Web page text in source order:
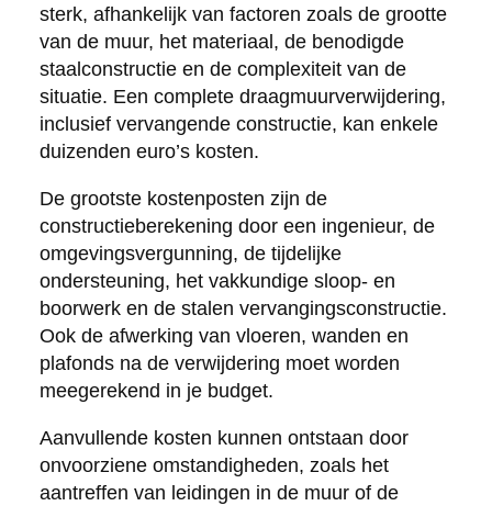
sterk, afhankelijk van factoren zoals de grootte
van de muur, het materiaal, de benodigde
staalconstructie en de complexiteit van de
situatie. Een complete draagmuurverwijdering,
inclusief vervangende constructie, kan enkele
duizenden euro’s kosten.
De grootste kostenposten zijn de
constructieberekening door een ingenieur, de
omgevingsvergunning, de tijdelijke
ondersteuning, het vakkundige sloop- en
boorwerk en de stalen vervangingsconstructie.
Ook de afwerking van vloeren, wanden en
plafonds na de verwijdering moet worden
meegerekend in je budget.
Aanvullende kosten kunnen ontstaan door
onvoorziene omstandigheden, zoals het
aantreffen van leidingen in de muur of de